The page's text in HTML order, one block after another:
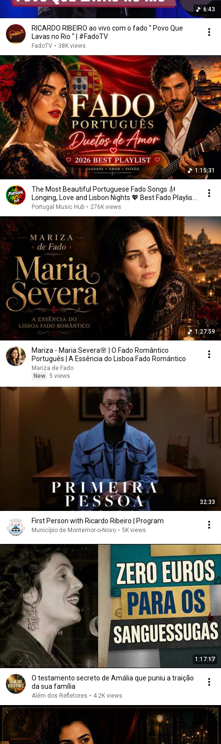
6:43
RICARDO RIBEIRO ao vivo com o fado " Povo Que
Lavas no Rio " | #FadoTV
FadoTV • 38K views
1:15:31
The Most Beautiful Portuguese Fado Songs 🎻
Longing, Love and Lisbon Nights 💖 Best Fado Playlist
2026
Portugal Music Hub • 276K views
1:27:59
Mariza - Maria Severa🌸 | O Fado Romântico
Português | A Essência do Lisboa Fado Romántico
Mariza de Fado
New 5 views
32:33
First Person with Ricardo Ribeiro | Program
Município de Montemor-o-Novo • 5K views
1:17:17
O testamento secreto de Amália que puniu a traição
da sua família
Além dos Refletores • 4.2K views